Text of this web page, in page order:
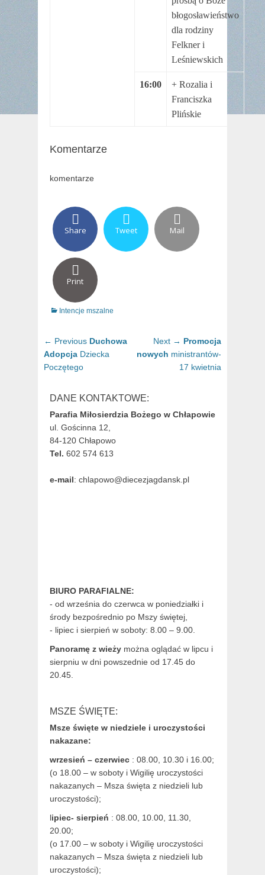
błogosławieństwo
dla rodziny
Felkner i
Leśniewskich
16:00
+ Rozalia i
Franciszka
Plińskie
Komentarze
komentarze
Share Tweet Mail
Print
Categories
Intencje mszalne
Nawigacja
wpisu
← Previous Previous
post:
Duchowa
Adopcja Dziecka
Poczętego
Next → Next
post:
Promocja
nowych ministrantów-
17 kwietnia
DANE KONTAKTOWE:
Parafia Miłosierdzia Bożego w Chłapowie
ul. Gościnna 12,
84-120 Chłapowo
Tel. 602 574 613
e-mail: chlapowo@diecezjagdansk.pl
BIURO PARAFIALNE:
- od września do czerwca w poniedziałki i
środy bezpośrednio po Mszy świętej,
- lipiec i sierpień w soboty: 8.00 – 9.00.
Panoramę z wieży można oglądać w lipcu i
sierpniu w dni powszednie od 17.45 do
20.45.
MSZE ŚWIĘTE:
Msze święte w niedziele i uroczystości
nakazane:
wrzesień – czerwiec : 08.00, 10.30 i 16.00;
(o 18.00 – w soboty i Wigilię uroczystości
nakazanych – Msza święta z niedzieli lub
uroczystości);
lipiec- sierpień : 08.00, 10.00, 11.30,
20.00;
(o 17.00 – w soboty i Wigilię uroczystości
nakazanych – Msza święta z niedzieli lub
uroczystości);